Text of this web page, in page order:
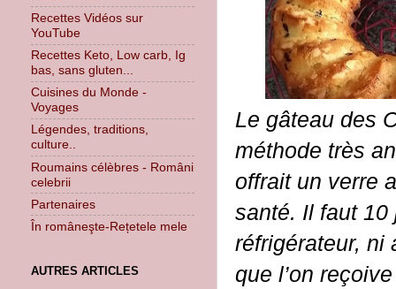
Le gâteau des
méthode très
offrait un verre
santé. Il faut 10
réfrigérateur, ni
que l’on
Recettes Vidéos sur
YouTube
Recettes Keto, Low carb, Ig
bas, sans gluten...
Cuisines du Monde -
Voyages
Légendes, traditions,
culture..
Roumains célèbres - Români
celebrii
Partenaires
În româneşte-Rețetele mele
AUTRES ARTICLES